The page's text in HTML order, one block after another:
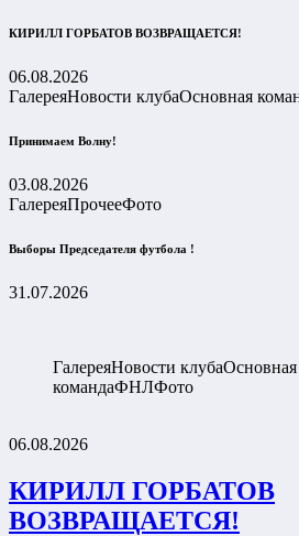
КИРИЛЛ ГОРБАТОВ ВОЗВРАЩАЕТСЯ!
06.08.2026
ГалереяНовости клубаОсновная
Принимаем Волну!
03.08.2026
ГалереяПрочееФото
Выборы Председателя футбола !
31.07.2026
ГалереяНовости клубаОсновная
командаФНЛФото
06.08.2026
КИРИЛЛ ГОРБАТОВ
ВОЗВРАЩАЕТСЯ!